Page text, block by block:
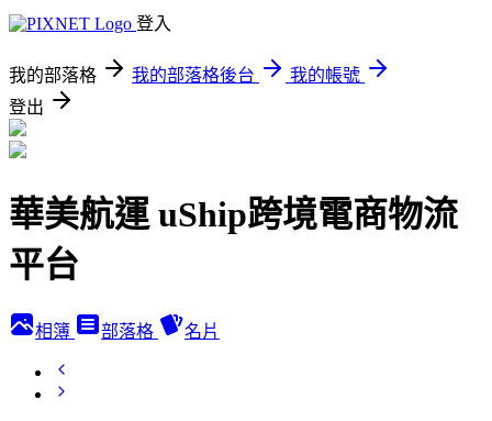
登入
我的部落格 我的部落格後台
我的帳號
登出
華美航運 uShip跨境電商物流
平台
相簿 部落格 名片